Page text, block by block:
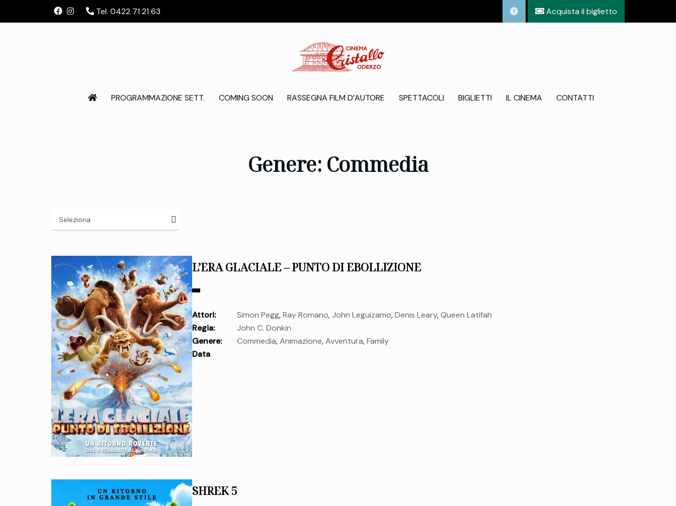
Tel. 0422 71 21 63 Acquista il biglietto
PROGRAMMAZIONE SETT. COMING SOON RASSEGNA FILM D’AUTORE SPETTACOLI BIGLIETTI IL CINEMA CONTATTI
Genere: Commedia
L’ERA GLACIALE – PUNTO DI EBOLLIZIONE
Attori: Simon Pegg,Ray Romano,John Leguizamo,Denis Leary,Queen Latifah
Regia:
John C. Donkin
Genere:
Commedia,Animazione,Avventura,Family
Data
SHREK 5